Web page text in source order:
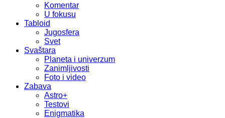
Komentar
U fokusu
Tabloid
Jugosfera
Svet
Svaštara
Planeta i univerzum
Zanimljivosti
Foto i video
Zabava
Astro+
Testovi
Enigmatika